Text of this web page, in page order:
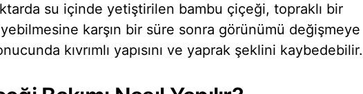
su içinde yetiştirilen bambu çiçeği, topraklı bir
karşın bir süre sonra görünümü değişmeye
kıvrımlı yapısını ve yaprak şeklini kaybedebilir.